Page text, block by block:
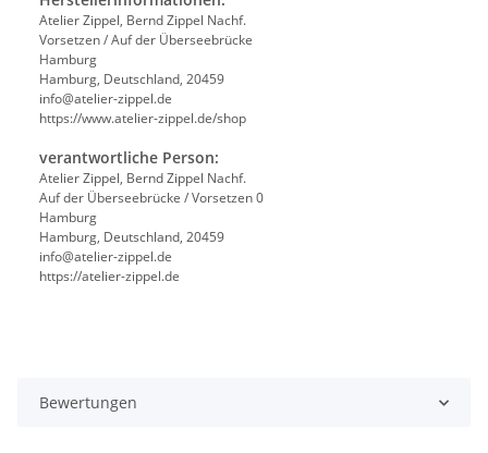
Atelier Zippel, Bernd Zippel Nachf.
Vorsetzen / Auf der Überseebrücke
Hamburg
Hamburg, Deutschland, 20459
info@atelier-zippel.de
https://www.atelier-zippel.de/shop
verantwortliche Person:
Atelier Zippel, Bernd Zippel Nachf.
Auf der Überseebrücke / Vorsetzen 0
Hamburg
Hamburg, Deutschland, 20459
info@atelier-zippel.de
https://atelier-zippel.de
Bewertungen